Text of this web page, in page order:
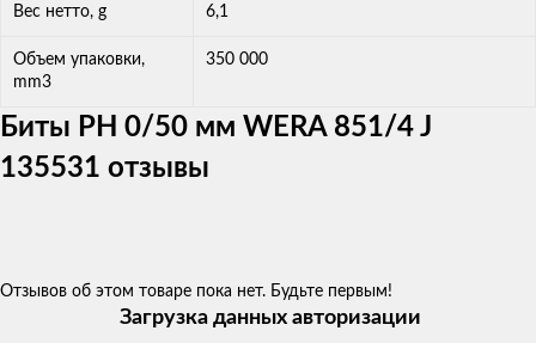
Вес нетто, g 6,1
Объем упаковки,
mm3
350 000
Биты PH 0/50 мм WERA 851/4 J
135531 отзывы
Отзывов об этом товаре пока нет. Будьте первым!
Загрузка данных авторизации